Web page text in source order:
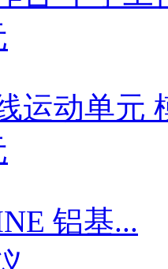
台 十字工
运动单元
铝基...